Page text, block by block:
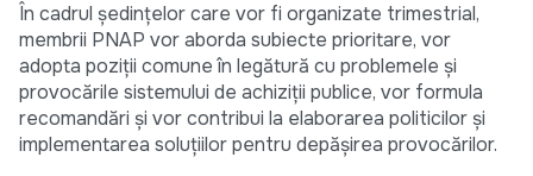
În cadrul ședințelor care vor fi organizate trimestrial,
membrii PNAP vor aborda subiecte prioritare, vor
adopta poziții comune în legătură cu problemele și
provocările sistemului de achiziții publice, vor formula
recomandări și vor contribui la elaborarea politicilor și
implementarea soluțiilor pentru depășirea provocărilor.